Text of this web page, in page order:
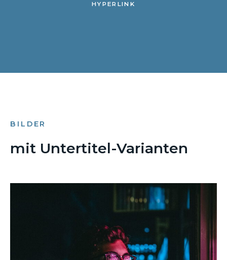
HYPERLINK
BILDER
mit Untertitel-Varianten